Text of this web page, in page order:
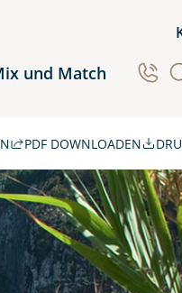
und Match
Ozeanien
Südamerika
PDF DOWNLOADEN